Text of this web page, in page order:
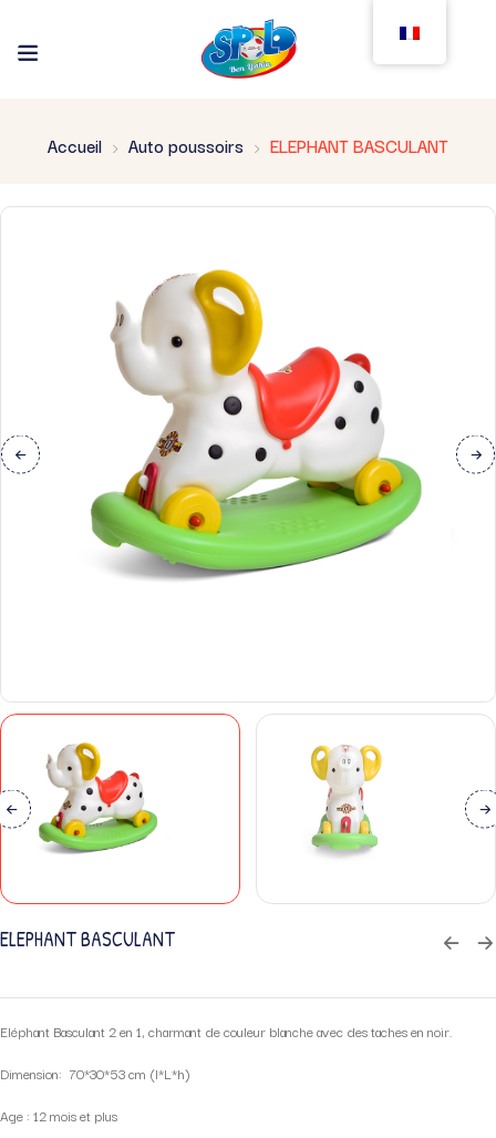
Accueil Auto poussoirs ELEPHANT BASCULANT
ELEPHANT BASCULANT
Eléphant Basculant 2 en 1, charmant de couleur blanche avec des taches en noir.
Dimension: 70*30*53 cm (l*L*h)
Age : 12 mois et plus